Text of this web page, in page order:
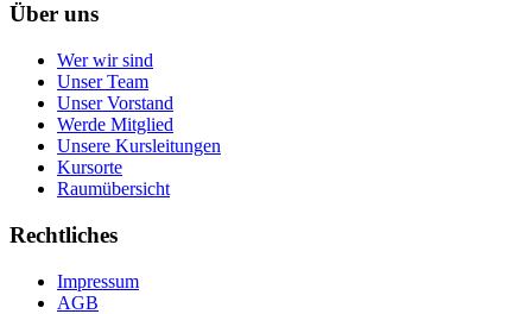
Über uns
Wer wir sind
Unser Team
Unser Vorstand
Werde Mitglied
Unsere Kursleitungen
Kursorte
Raumübersicht
Rechtliches
Impressum
AGB